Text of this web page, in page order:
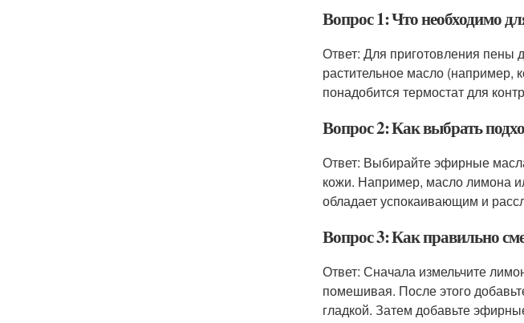
Вопрос 1: Что необходимо
Ответ: Для приготовления
растительное масло (например,
понадобится термостат для
Вопрос 2: Как выбрать
Ответ: Выбирайте эфирные
кожи. Например, масло лимона
обладает успокаивающим и
Вопрос 3: Как правильно
Ответ: Сначала измельчите
помешивая. После этого
гладкой. Затем добавьте